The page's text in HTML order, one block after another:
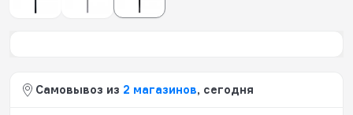
Самовывоз из 2 магазинов, сегодня